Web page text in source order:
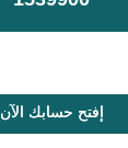
إفتح حسابك الآن